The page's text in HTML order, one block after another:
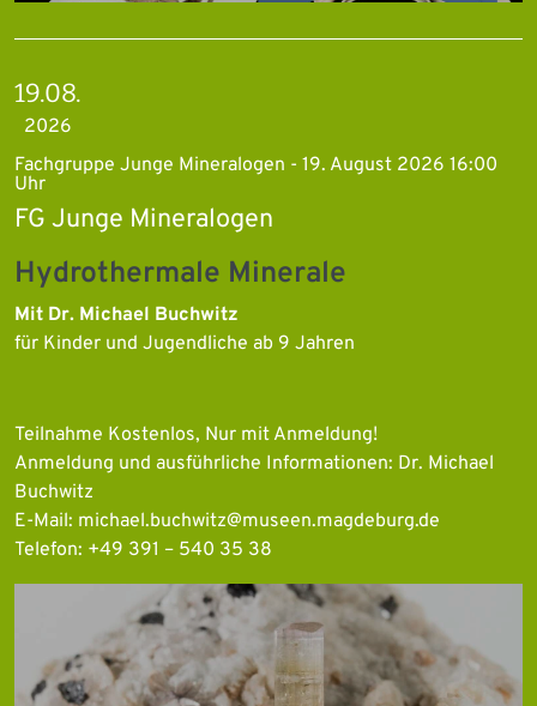
19.08.
2026
Fachgruppe Junge Mineralogen - 19. August 2026 16:00
Uhr
FG Junge Mineralogen
Hydrothermale Minerale
Mit Dr. Michael Buchwitz
für Kinder und Jugendliche ab 9 Jahren
Teilnahme Kostenlos, Nur mit Anmeldung!
Anmeldung und ausführliche Informationen: Dr. Michael
Buchwitz
E-Mail: michael.buchwitz@museen.magdeburg.de
Telefon: +49 391 – 540 35 38